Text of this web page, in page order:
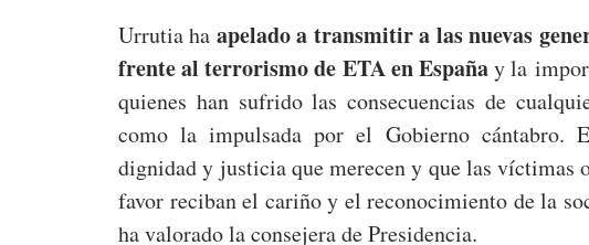
Urrutia ha apelado a transmitir a las nuevas
frente al terrorismo de ETA en Españay la
quienes han sufrido las consecuencias de
como la impulsada por el Gobierno cántabro.
dignidad y justicia que merecen y que las víctimas
favor reciban el cariño y el reconocimiento de la
ha valorado la consejera de Presidencia.